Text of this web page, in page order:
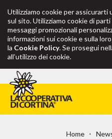
Utilizziamo cookie per assicurarti
sul sito. Utilizziamo cookie di
messaggi promozionali
informazioni sui cookie e sulla
la Cookie Policy. Se prosegui
all’utilizzo dei cookie.
Home